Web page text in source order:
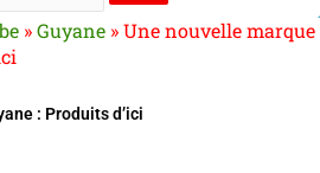
»Guyane »Une nouvelle marque
: Produits d’ici